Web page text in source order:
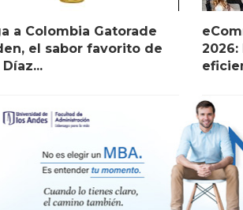
a Colombia Gatorade
el sabor favorito de